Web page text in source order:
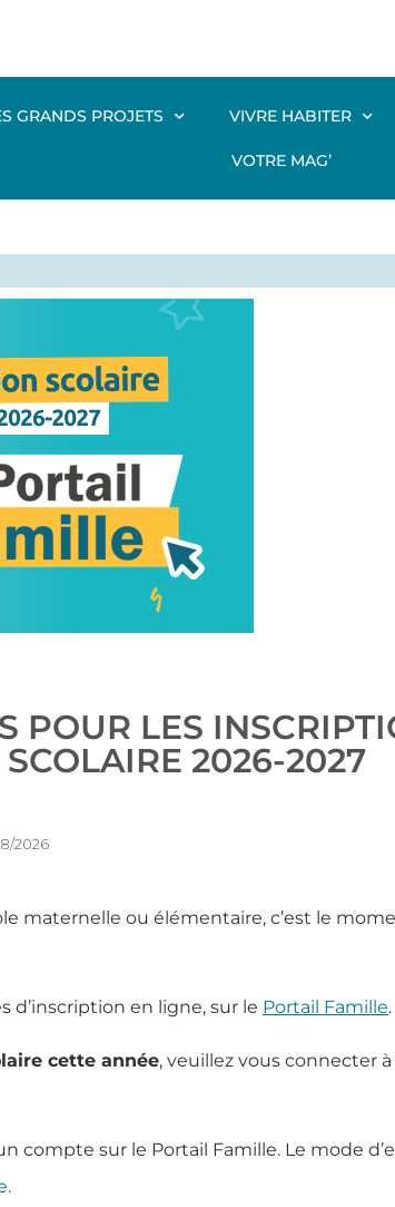
GRANDS PROJETS VIVRE HABITER
VOTRE MAG’
POUR LES
2026-2027
2026
maternelle ou élémentaire, c’est le
d’inscription en ligne, sur le Portail Famille.
cette année, veuillez vous connecter
compte sur le Portail Famille. Le mode